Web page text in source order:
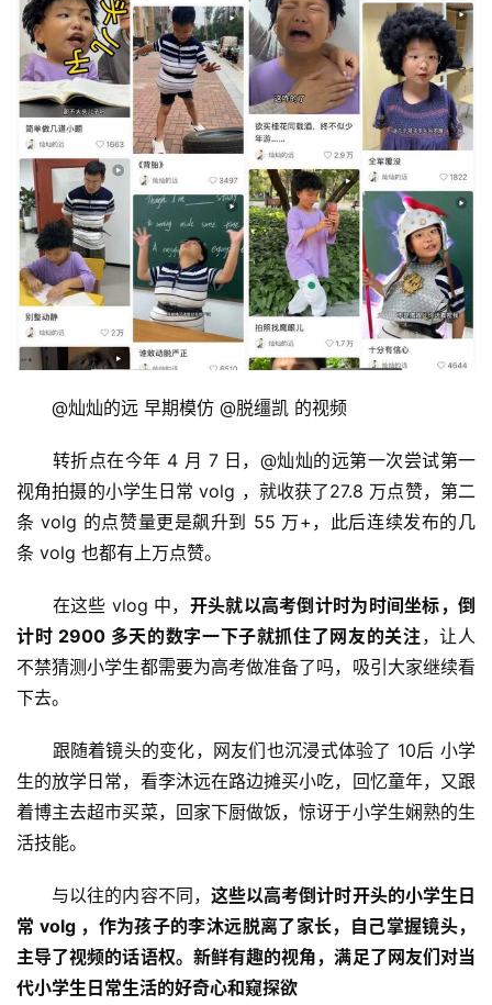
@灿灿的远 早期模仿 @脱缰凯 的视频
转折点在今年 4 月 7 日，@灿灿的远第一次尝试第一
视角拍摄的小学生日常 volg ，就收获了27.8 万点赞，第二
条 volg 的点赞量更是飙升到 55 万+，此后连续发布的几
条 volg 也都有上万点赞。
在这些 vlog 中， 开头就以高考倒计时为时间坐标，倒
计时 2900 多天的数字一下子就抓住了网友的关注，让人
不禁猜测小学生都需要为高考做准备了吗，吸引大家继续看
下去。
跟随着镜头的变化，网友们也沉浸式体验了 10后 小学
生的放学日常，看李沐远在路边摊买小吃，回忆童年，又跟
着博主去超市买菜，回家下厨做饭，惊讶于小学生娴熟的生
活技能。
与以往的内容不同， 这些以高考倒计时开头的小学生日
常 volg ，作为孩子的李沐远脱离了家长，自己掌握镜头，
主导了视频的话语权。新鲜有趣的视角，满足了网友们对当
代小学生日常生活的好奇心和窥探欲